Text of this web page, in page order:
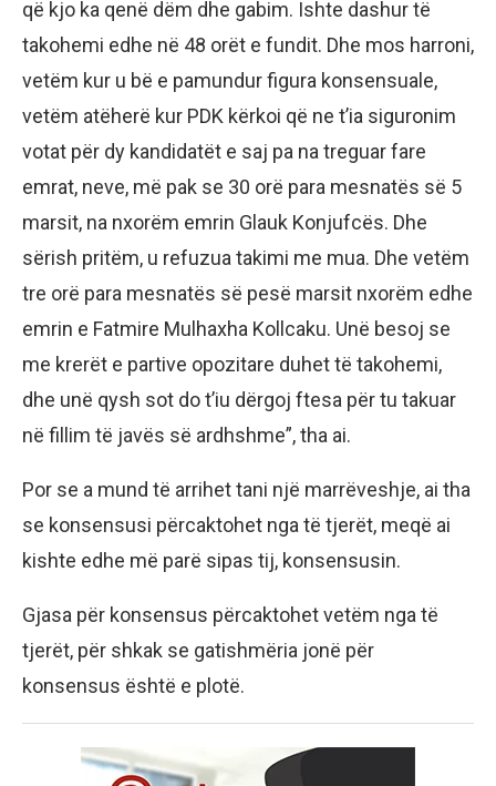
që kjo ka qenë dëm dhe gabim. Ishte dashur të
takohemi edhe në 48 orët e fundit. Dhe mos harroni,
vetëm kur u bë e pamundur figura konsensuale,
vetëm atëherë kur PDK kërkoi që ne t’ia siguronim
votat për dy kandidatët e saj pa na treguar fare
emrat, neve, më pak se 30 orë para mesnatës së 5
marsit, na nxorëm emrin Glauk Konjufcës. Dhe
sërish pritëm, u refuzua takimi me mua. Dhe vetëm
tre orë para mesnatës së pesë marsit nxorëm edhe
emrin e Fatmire Mulhaxha Kollcaku. Unë besoj se
me krerët e partive opozitare duhet të takohemi,
dhe unë qysh sot do t’iu dërgoj ftesa për tu takuar
në fillim të javës së ardhshme”, tha ai.
Por se a mund të arrihet tani një marrëveshje, ai tha
se konsensusi përcaktohet nga të tjerët, meqë ai
kishte edhe më parë sipas tij, konsensusin.
Gjasa për konsensus përcaktohet vetëm nga të
tjerët, për shkak se gatishmëria jonë për
konsensus është e plotë.